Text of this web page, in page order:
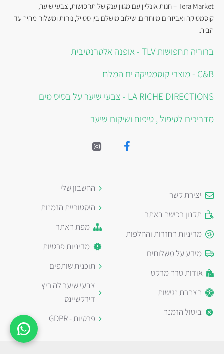
Tera Market – חנות אונליין עם מגוון ענק של תחפושות, צבעי שיער,
קוסמטיקה ואביזרים מיוחדים. שילוב מושלם בין סטייל, נוחות ומשלוח מהיר עד
הבית.
ברוריה תחפושות TLV - אופנה אלטרנטיבית
C&B - מוצרי קוסמטיקה ים המלח
LA RICHE DIRECTIONS - צבעי שיער על בסיס מים
מדריכים לטיפול , טיפוח ושיקום שיער
יצירת קשר
תקנון רכישה באתר
מדיניות החזרות והחלפות
מידע על משלוחים
אודות טרה מרקט
הצהרת נגישות
ביטול הזמנה
החשבון שלי
היסטוריית הזמנות
מפת האתר
מדיניות פרטיות
תוכנית שותפים
צבעי שיער לה ריץ
דירקשיינס
פרטיות - GDPR